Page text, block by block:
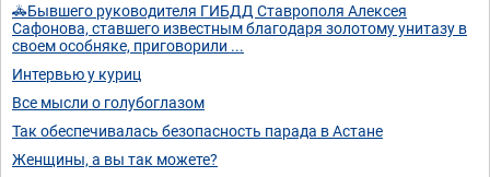
🚓Бывшего руководителя ГИБДД Ставрополя Алексея
Сафонова, ставшего известным благодаря золотому унитазу в
своем особняке, приговорили ...
Интервью у куриц
Все мысли о голубоглазом
Так обеспечивалась безопасность парада в Астане
Женщины, а вы так можете?